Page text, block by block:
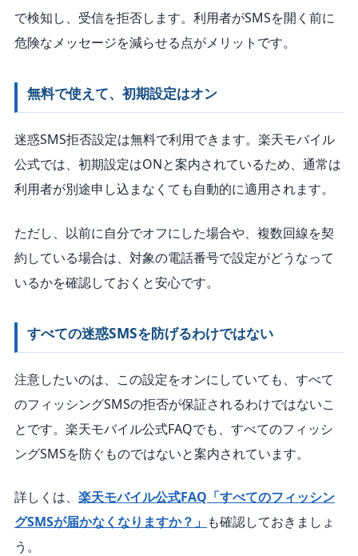
で検知し、受信を拒否します。利用者がSMSを開く前に
危険なメッセージを減らせる点がメリットです。
無料で使えて、初期設定はオン
迷惑SMS拒否設定は無料で利用できます。楽天モバイル
公式では、初期設定はONと案内されているため、通常は
利用者が別途申し込まなくても自動的に適用されます。
ただし、以前に自分でオフにした場合や、複数回線を契
約している場合は、対象の電話番号で設定がどうなって
いるかを確認しておくと安心です。
すべての迷惑SMSを防げるわけではない
注意したいのは、この設定をオンにしていても、すべて
のフィッシングSMSの拒否が保証されるわけではないこ
とです。楽天モバイル公式FAQでも、すべてのフィッシ
ングSMSを防ぐものではないと案内されています。
詳しくは、 楽天モバイル公式FAQ「すべてのフィッシン
グSMSが届かなくなりますか？」 も確認しておきましょ
う。